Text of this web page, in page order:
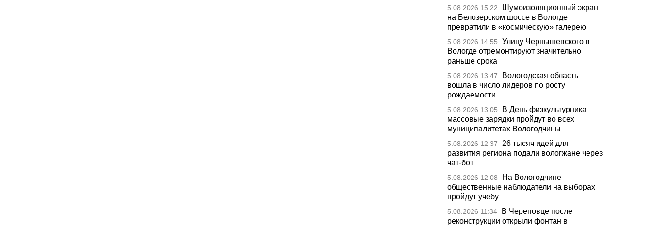
5.08.2026 15:22
Шумоизоляционный экран
на Белозерском шоссе в Вологде
превратили в «космическую» галерею
5.08.2026 14:55
Улицу Чернышевского в
Вологде отремонтируют значительно
раньше срока
5.08.2026 13:47
Вологодская область
вошла в число лидеров по росту
рождаемости
5.08.2026 13:05
В День физкультурника
массовые зарядки пройдут во всех
муниципалитетах Вологодчины
5.08.2026 12:37
26 тысяч идей для
развития региона подали вологжане через
чат-бот
5.08.2026 12:08
На Вологодчине
общественные наблюдатели на выборах
пройдут учебу
5.08.2026 11:34
В Череповце после
реконструкции открыли фонтан в